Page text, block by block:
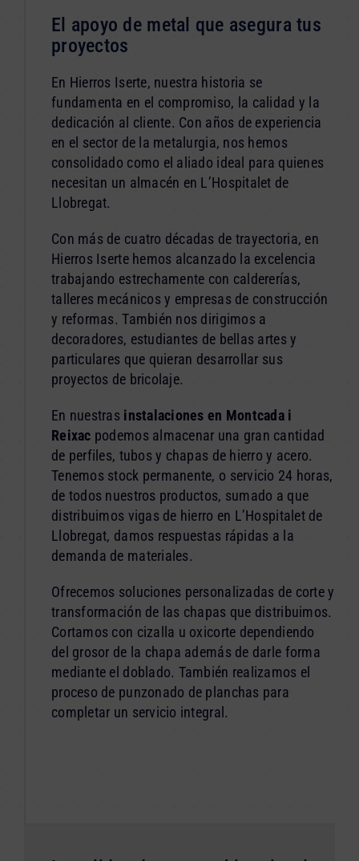
El apoyo de metal que asegura tus
proyectos
En Hierros Iserte, nuestra historia se
fundamenta en el compromiso, la calidad y la
dedicación al cliente. Con años de experiencia
en el sector de la metalurgia, nos hemos
consolidado como el aliado ideal para quienes
necesitan un almacén en L’Hospitalet de
Llobregat.
Con más de cuatro décadas de trayectoria, en
Hierros Iserte hemos alcanzado la excelencia
trabajando estrechamente con caldererías,
talleres mecánicos y empresas de construcción
y reformas. También nos dirigimos a
decoradores, estudiantes de bellas artes y
particulares que quieran desarrollar sus
proyectos de bricolaje.
En nuestras instalaciones en Montcada i
Reixac podemos almacenar una gran cantidad
de perfiles, tubos y chapas de hierro y acero.
Tenemos stock permanente, o servicio 24 horas,
de todos nuestros productos, sumado a que
distribuimos vigas de hierro en L’Hospitalet de
Llobregat, damos respuestas rápidas a la
demanda de materiales.
Ofrecemos soluciones personalizadas de corte y
transformación de las chapas que distribuimos.
Cortamos con cizalla u oxicorte dependiendo
del grosor de la chapa además de darle forma
mediante el doblado. También realizamos el
proceso de punzonado de planchas para
completar un servicio integral.